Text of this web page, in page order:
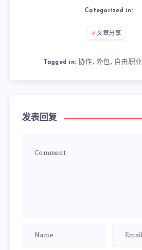
Categorized in:
文章分享
Tagged in: 协作, 外包, 自由职业
发表回复